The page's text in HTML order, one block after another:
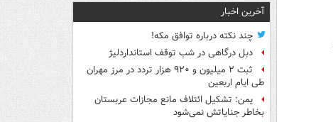
آخرین اخبار
چند نکته درباره توافق مکه!
دبل درگاهی در شب توقف استانداردلیژ
ثبت ۲ میلیون و ۹۲۰ هزار تردد در مرز مهران
طی ایام اربعین
یمن: تشکیل ائتلاف مانع مجازات عربستان
بخاطر جنایاتش نمی‌شود